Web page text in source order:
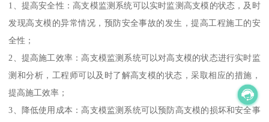
1、提高安全性：高支模监测系统可以实时监测高支模的状态，及时
发现高支模的异常情况，预防安全事故的发生，提高工程施工的安
全性；
2、提高施工效率：高支模监测系统可以对高支模的状态进行实时监
测和分析，工程师可以及时了解高支模的状态，采取相应的措施，
提高施工效率；
3、降低使用成本：高支模监测系统可以预防高支模的损坏和安全事